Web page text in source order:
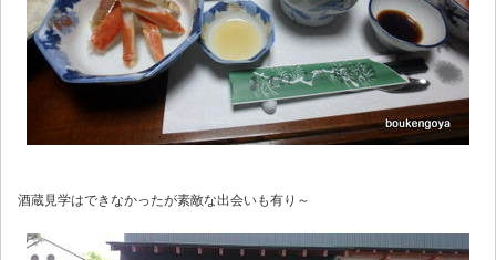
酒蔵見学はできなかったが素敵な出会いも有り～